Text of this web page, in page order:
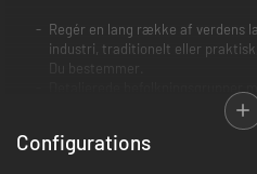
Regér en lang række af verdens
industri, traditionelt eller
Du bestemmer.
Reformér din regering og
sociale innovationer, eller bevar
Configurations